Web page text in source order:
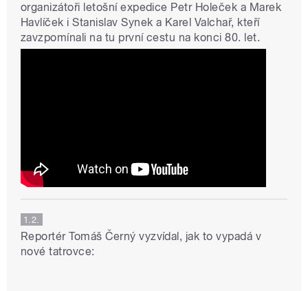
organizátoři letošní expedice Petr Holeček a Marek
Havlíček i Stanislav Synek a Karel Valchař, kteří
zavzpomínali na tu první cestu na konci 80. let.
1.2.
Reportér Tomáš Černý vyzvídal, jak to vypadá v
nové tatrovce: